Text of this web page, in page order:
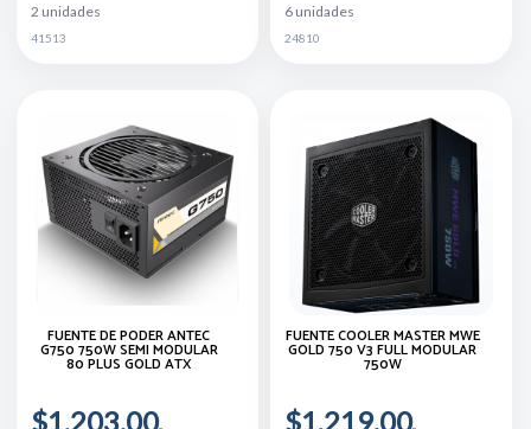
2 unidades
41513
6 unidades
24810
FUENTE DE PODER ANTEC
G750 750W SEMI MODULAR
80 PLUS GOLD ATX
$1,203.00
FUENTE COOLER MASTER MWE
GOLD 750 V3 FULL MODULAR
750W
$1,219.00